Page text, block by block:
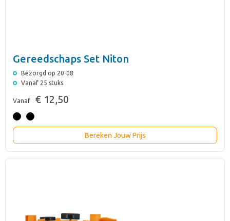
Gereedschaps Set Niton
Bezorgd op 20-08
Vanaf 25 stuks
Vanaf € 12,50
Bereken Jouw Prijs